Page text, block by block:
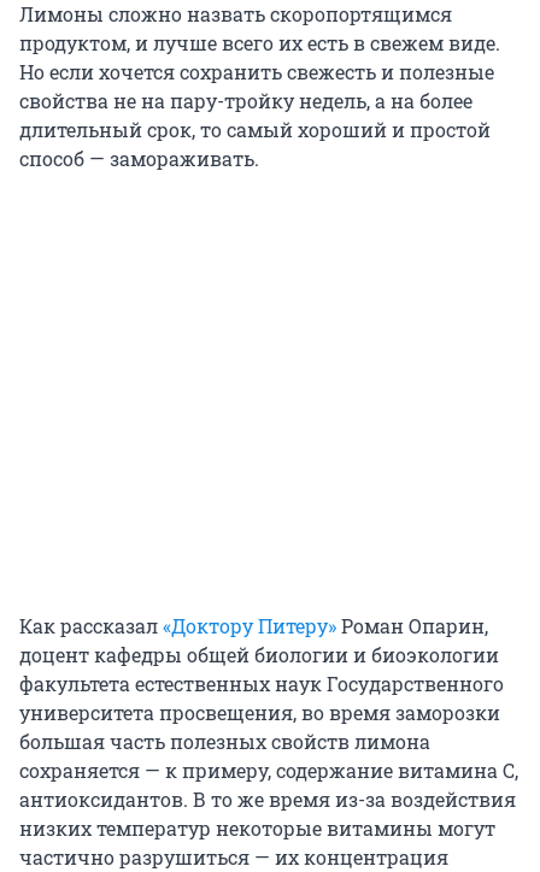
Лимоны сложно назвать скоропортящимся
продуктом, и лучше всего их есть в свежем виде.
Но если хочется сохранить свежесть и полезные
свойства не на пару-тройку недель, а на более
длительный срок, то самый хороший и простой
способ — замораживать.
Как рассказал«Доктору Питеру»Роман Опарин,
доцент кафедры общей биологии и биоэкологии
факультета естественных наук Государственного
университета просвещения, во время заморозки
большая часть полезных свойств лимона
сохраняется — к примеру, содержание витамина C,
антиоксидантов. В то же время из-за воздействия
низких температур некоторые витамины могут
частично разрушиться — их концентрация